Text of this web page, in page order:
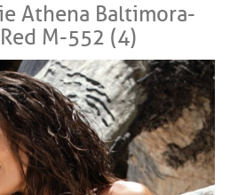
Athena Baltimora-
M-552 (4)